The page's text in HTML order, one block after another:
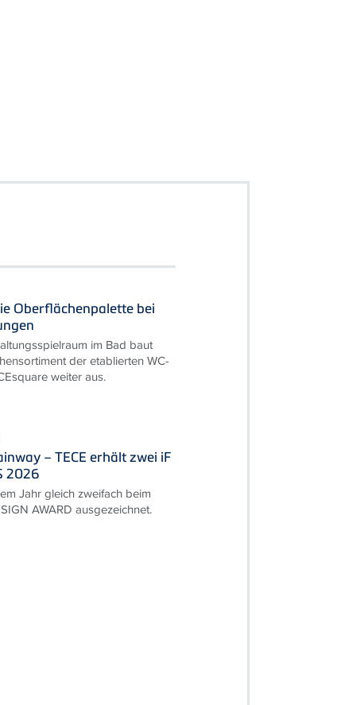
Oberflächenpalette bei
im Bad baut
der etablierten WC-
weiter aus.
– TECE erhält zwei iF
2026
Jahr gleich zweifach beim
AWARD ausgezeichnet.